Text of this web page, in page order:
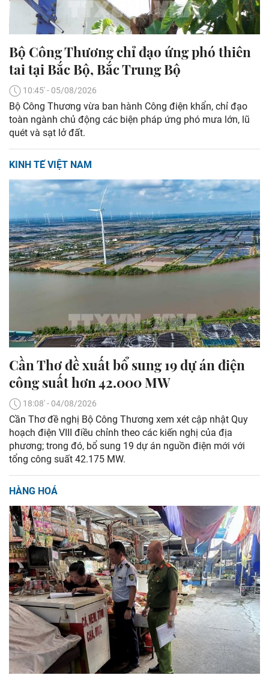
Bộ Công Thương chỉ đạo ứng phó thiên
tai tại Bắc Bộ, Bắc Trung Bộ
10:45' - 05/08/2026
Bộ Công Thương vừa ban hành Công điện khẩn, chỉ đạo
toàn ngành chủ động các biện pháp ứng phó mưa lớn, lũ
quét và sạt lở đất.
KINH TẾ VIỆT NAM
Cần Thơ đề xuất bổ sung 19 dự án điện
công suất hơn 42.000 MW
18:08' - 04/08/2026
Cần Thơ đề nghị Bộ Công Thương xem xét cập nhật Quy
hoạch điện VIII điều chỉnh theo các kiến nghị của địa
phương; trong đó, bổ sung 19 dự án nguồn điện mới với
tổng công suất 42.175 MW.
HÀNG HOÁ